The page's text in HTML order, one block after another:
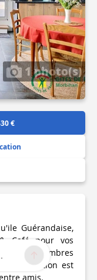
1 photo(s)
€
Guérandaise,
Café pour vos
2 chambres
configuration est
amis.